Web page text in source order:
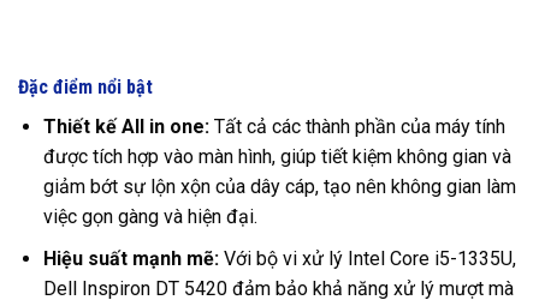
Đặc điểm nổi bật
Thiết kế All in one:Tất cả các thành phần của máy tính
được tích hợp vào màn hình, giúp tiết kiệm không gian và
giảm bớt sự lộn xộn của dây cáp, tạo nên không gian làm
việc gọn gàng và hiện đại.
Hiệu suất mạnh mẽ:Với bộ vi xử lý Intel Core i5-1335U,
Dell Inspiron DT 5420 đảm bảo khả năng xử lý mượt mà